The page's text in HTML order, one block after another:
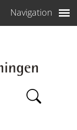
Navigation